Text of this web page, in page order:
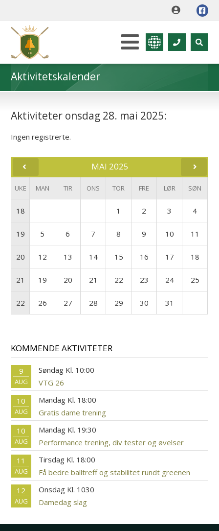
Aktivitetskalender
Aktiviteter onsdag 28. mai 2025:
Ingen registrerte.
MAI 2025
UKE MAN TIR ONS TOR FRE LØR SØN
18 1 2 3 4
19 5 6 7 8 9 10 11
20 12 13 14 15 16 17 18
21 19 20 21 22 23 24 25
22 26 27 28 29 30 31
KOMMENDE AKTIVITETER
9
AUG
Søndag Kl. 10:00
VTG 26
10
AUG
Mandag Kl. 18:00
Gratis dame trening
10
AUG
Mandag Kl. 19:30
Performance trening, div tester og øvelser
11
AUG
Tirsdag Kl. 18:00
Få bedre balltreff og stabilitet rundt greenen
12
AUG
Onsdag Kl. 1030
Damedag slag